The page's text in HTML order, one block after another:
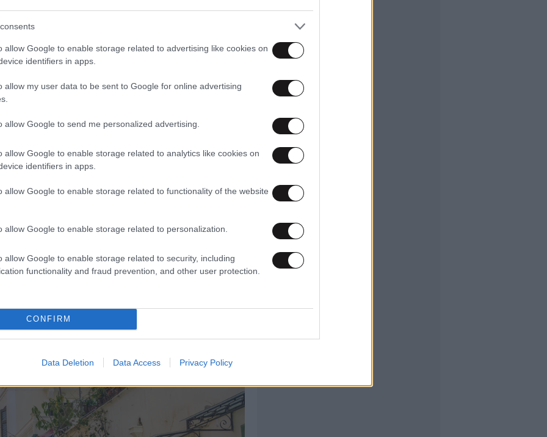
allow Google to enable storage related to advertising like cookies on
identifiers in apps.
allow my user data to be sent to Google for online advertising
allow Google to send me personalized advertising.
allow Google to enable storage related to analytics like cookies on
identifiers in apps.
allow Google to enable storage related to functionality of the website
allow Google to enable storage related to personalization.
allow Google to enable storage related to security, including
functionality and fraud prevention, and other user protection.
CONFIRM
Data Deletion Data Access Privacy Policy
αισθητικής
πλατεία συγκεντρώνεται όλη η τουριστική
ταβερνάκια και καταστήματα με παραδοσιακά
τα πλήθη εδώ και πολλές δεκαετίες. Σε
εκκλησία τουΑγίου Σπυρίδωνα, όπου το πρωί
. Μάλιστα, το σημάδι από τη
ακόμη ορατό.
θα απολαύσουν τη βόλτα, τον καφέ ή το
της πόλης, με το Μπούρτζι να
στιγμών τους στην όμορφη πόλη του